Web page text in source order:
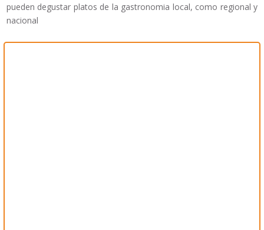
pueden degustar platos de la gastronomia local, como regional y
nacional